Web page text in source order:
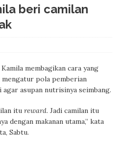
beri camilan
membagikan cara yang
mengatur pola pemberian
asupan nutrisinya seimbang.
itu reward. Jadi camilan itu
dengan makanan utama,” kata
Sabtu.